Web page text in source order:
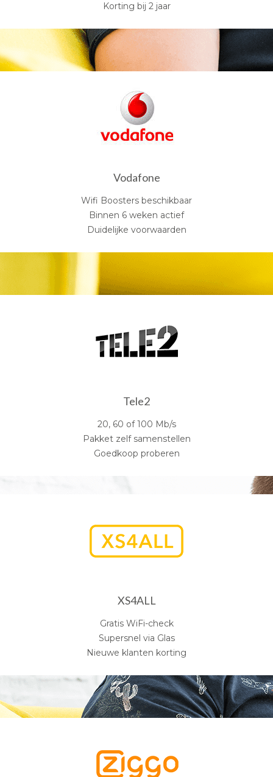
Korting bij 2 jaar
Vodafone
Wifi Boosters beschikbaar
Binnen 6 weken actief
Duidelijke voorwaarden
Tele2
20, 60 of 100 Mb/s
Pakket zelf samenstellen
Goedkoop proberen
XS4ALL
Gratis WiFi-check
Supersnel via Glas
Nieuwe klanten korting